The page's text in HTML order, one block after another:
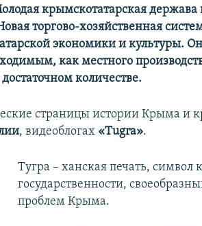
крымскотатарская
торгово-хозяйственная
экономики и культуры.
как местного
количестве.
страницы истории Крыма и
, видеоблогах «Tugra».
Тугра – ханская печать, символ
государственности,
проблем Крыма.